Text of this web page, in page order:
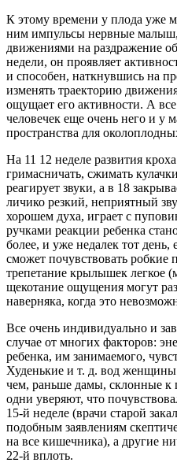
К этому времени у плода
ним импульсы нервные малыш,
движениями на раздражение
недели, он проявляет
и способен, наткнувшись на
изменять траекторию
ощущает его активности. А
человечек еще очень него и у
пространства для
На 11 12 неделе развития
гримасничать, сжимать
реагирует звуки, а в 18
личико резкий, неприятный
хорошем духа, играет с
ручками реакции ребенка
более, и уже недалек тот день,
сможет почувствовать
трепетание крылышек легкое
щекотание ощущения могут
наверняка, когда это
Все очень индивидуально и
случае от многих факторов:
ребенка, им занимаемого,
Худенькие и т. д. вод
чем, раньше дамы, склонные к
одни уверяют, что
15-й неделе (врачи старой
подобным заявлениям
на все кишечника), а другие
22-й вплоть.